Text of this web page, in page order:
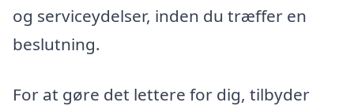
og serviceydelser, inden du træffer en
beslutning.
For at gøre det lettere for dig, tilbyder